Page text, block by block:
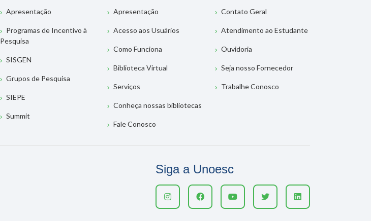
Apresentação
Programas de Incentivo à
Pesquisa
SISGEN
Grupos de Pesquisa
SIEPE
Summit
Apresentação
Acesso aos Usuários
Como Funciona
Biblioteca Virtual
Serviços
Conheça nossas bibliotecas
Fale Conosco
Contato Geral
Atendimento ao Estudante
Ouvidoria
Seja nosso Fornecedor
Trabalhe Conosco
Siga a Unoesc